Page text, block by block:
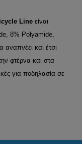
Line είναι
8% Polyamide,
και έτσι
φτέρνα και στα
για ποδηλασία σε